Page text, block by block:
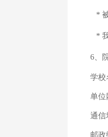
*
*
6、
学校
单位
通信
邮政